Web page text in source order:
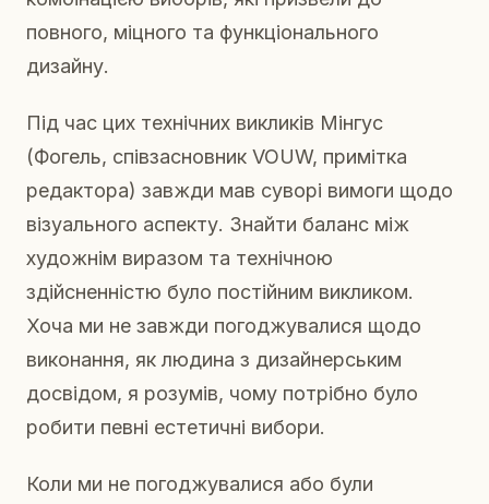
повного, міцного та функціонального
дизайну.
Під час цих технічних викликів Мінгус
(Фогель, співзасновник VOUW, примітка
редактора) завжди мав суворі вимоги щодо
візуального аспекту. Знайти баланс між
художнім виразом та технічною
здійсненністю було постійним викликом.
Хоча ми не завжди погоджувалися щодо
виконання, як людина з дизайнерським
досвідом, я розумів, чому потрібно було
робити певні естетичні вибори.
Коли ми не погоджувалися або були